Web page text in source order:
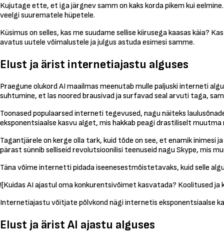
Kujutage ette, et iga järgnev samm on kaks korda pikem kui
veelgi suurematele hüpetele.
Küsimus on selles, kas me suudame sellise kiirusega kaasas käia?
avatus uutele võimalustele ja julgus astuda esimesi samme.
Elust ja ärist internetiajastu alguses
Praegune olukord AI maailmas meenutab mulle paljuski interneti
suhtumine, et las noored brausivad ja surfavad seal arvuti taga,
Toonased populaarsed interneti tegevused, nagu näiteks
eksponentsiaalse kasvu alget, mis hakkab peagi drastiliselt muutma
Tagantjärele on kerge olla tark, kuid tõde on see, et enamik
pärast sünnib selliseid revolutsioonilisi teenuseid nagu Skype, mis
Täna võime internetti pidada iseenesestmõistetavaks, kuid selle
![Kuidas AI ajastul oma konkurentsivõimet kasvatada?
Internetiajastu võitjate põlvkond nägi internetis eksponentsiaalse
Elust ja ärist AI ajastu alguses